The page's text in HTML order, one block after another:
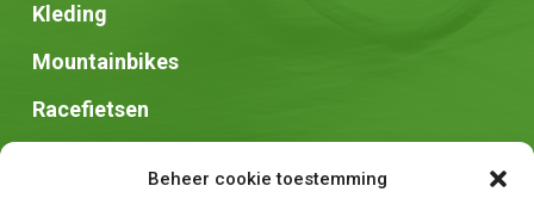
Beheer cookie toestemming
Kleding
Mountainbikes
Racefietsen